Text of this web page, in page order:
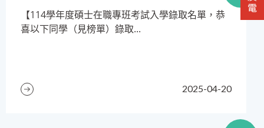
2025-04-20
​【114學年度碩士在職專班考試入學錄取名單，恭
喜以下同學（見榜單）錄取...